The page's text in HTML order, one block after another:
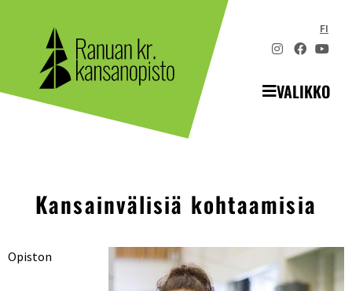
FI
VALIKKO
Kansainvälisiä kohtaamisia
Opiston